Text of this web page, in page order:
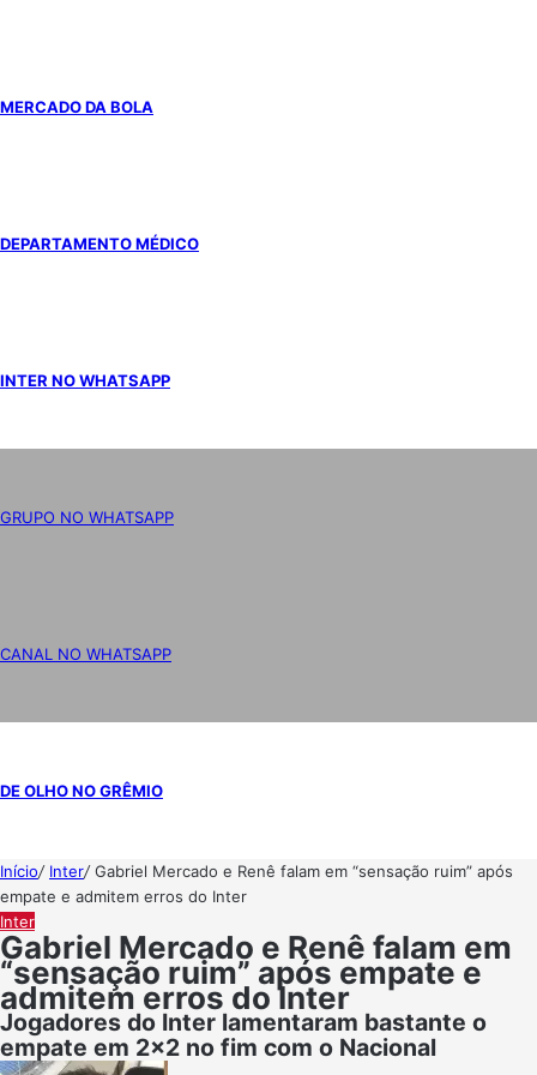
MERCADO DA BOLA
DEPARTAMENTO MÉDICO
INTER NO WHATSAPP
GRUPO NO WHATSAPP
CANAL NO WHATSAPP
DE OLHO NO GRÊMIO
Início/ Inter/Gabriel Mercado e Renê falam em “sensação ruim” após
empate e admitem erros do Inter
Inter
Gabriel Mercado e Renê falam em
“sensação ruim” após empate e
admitem erros do Inter
Jogadores do Inter lamentaram bastante o
empate em 2x2 no fim com o Nacional